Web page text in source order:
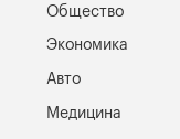
Общество
Экономика
Авто
Медицина